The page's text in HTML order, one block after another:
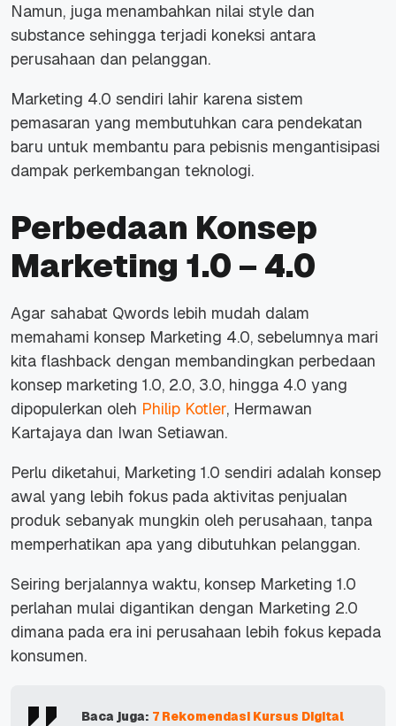
Namun, juga menambahkan nilai style dan
substance sehingga terjadi koneksi antara
perusahaan dan pelanggan.
Marketing 4.0 sendiri lahir karena sistem
pemasaran yang membutuhkan cara pendekatan
baru untuk membantu para pebisnis mengantisipasi
dampak perkembangan teknologi.
Perbedaan Konsep
Marketing 1.0 – 4.0
Agar sahabat Qwords lebih mudah dalam
memahami konsep Marketing 4.0, sebelumnya mari
kita flashback dengan membandingkan perbedaan
konsep marketing 1.0, 2.0, 3.0, hingga 4.0 yang
dipopulerkan oleh Philip Kotler, Hermawan
Kartajaya dan Iwan Setiawan.
Perlu diketahui, Marketing 1.0 sendiri adalah konsep
awal yang lebih fokus pada aktivitas penjualan
produk sebanyak mungkin oleh perusahaan, tanpa
memperhatikan apa yang dibutuhkan pelanggan.
Seiring berjalannya waktu, konsep Marketing 1.0
perlahan mulai digantikan dengan Marketing 2.0
dimana pada era ini perusahaan lebih fokus kepada
konsumen.
Baca juga: 7 Rekomendasi Kursus Digital